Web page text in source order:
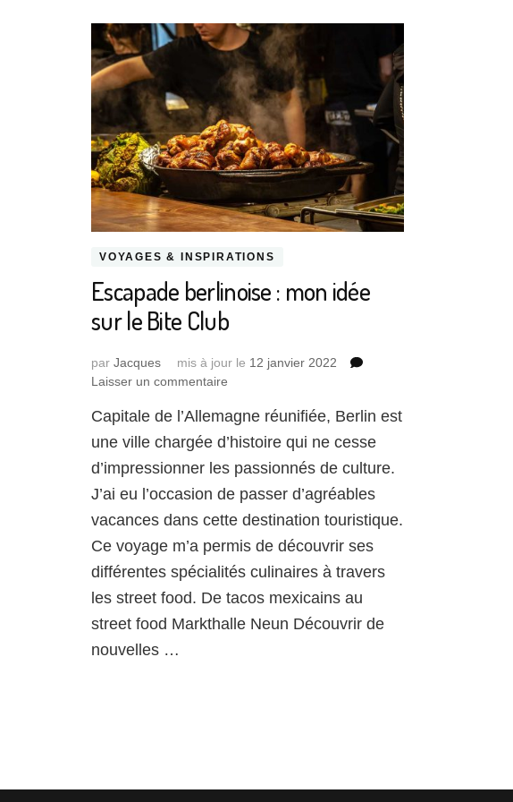
VOYAGES & INSPIRATIONS
Escapade berlinoise : mon idée
sur le Bite Club
par Jacques mis à jour le 12 janvier 2022
Laisser un commentaire
berlinoise
:
idée
sur
Club
Capitale de l’Allemagne réunifiée, Berlin est
une ville chargée d’histoire qui ne cesse
d’impressionner les passionnés de culture.
J’ai eu l’occasion de passer d’agréables
vacances dans cette destination touristique.
Ce voyage m’a permis de découvrir ses
différentes spécialités culinaires à travers
les street food. De tacos mexicains au
street food Markthalle Neun Découvrir de
nouvelles …